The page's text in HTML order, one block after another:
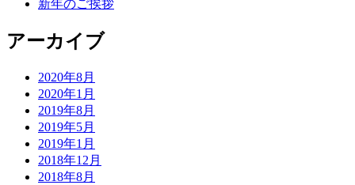
新年のご挨拶
アーカイブ
2020年8月
2020年1月
2019年8月
2019年5月
2019年1月
2018年12月
2018年8月